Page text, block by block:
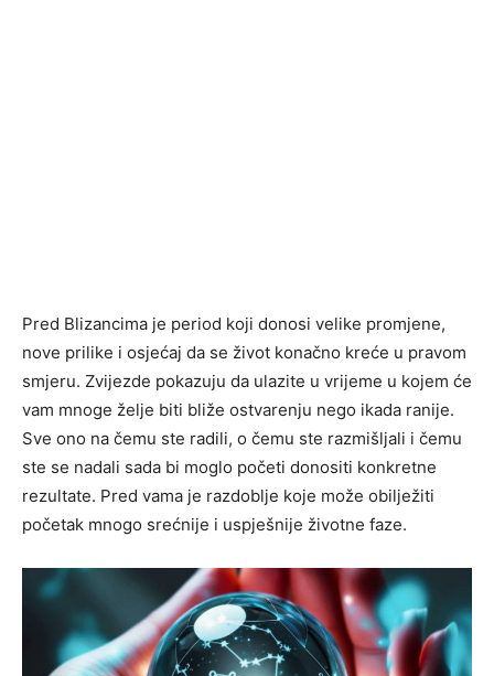
Pred Blizancima je period koji donosi velike promjene,
nove prilike i osjećaj da se život konačno kreće u pravom
smjeru. Zvijezde pokazuju da ulazite u vrijeme u kojem će
vam mnoge želje biti bliže ostvarenju nego ikada ranije.
Sve ono na čemu ste radili, o čemu ste razmišljali i čemu
ste se nadali sada bi moglo početi donositi konkretne
rezultate. Pred vama je razdoblje koje može obilježiti
početak mnogo srećnije i uspješnije životne faze.